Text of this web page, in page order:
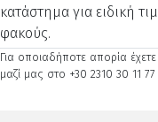
κατάστημα για ειδική
φακούς.
Για οποιαδήποτε απορία
μαζί μας στο +30 2310 30 11 77